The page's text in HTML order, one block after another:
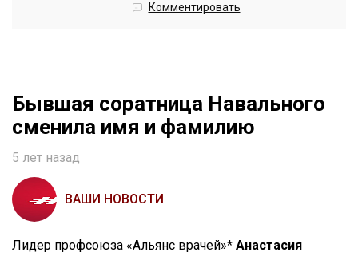
Комментировать
Бывшая соратница Навального
сменила имя и фамилию
5 лет назад
ВАШИ НОВОСТИ
Лидер профсоюза «Альянс врачей»* Анастасия